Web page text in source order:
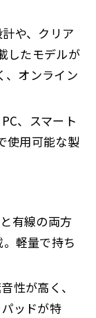
や、クリア
したモデルが
、オンライン
、スマート
使用可能な製
有線の両方
軽量で持ち
性が高く、
ッドが特